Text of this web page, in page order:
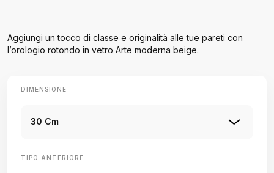
Aggiungi un tocco di classe e originalità alle tue pareti con
l’orologio rotondo in vetro Arte moderna beige.
DIMENSIONE
30 Cm
TIPO ANTERIORE